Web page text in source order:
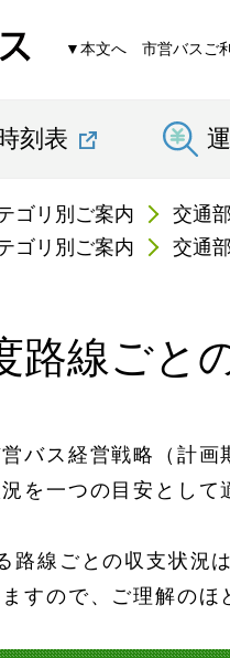
槻
市
営
ス
▼本文へ 市営バスご
刻表
ゴリ別ご案内 交通
ゴリ別ご案内 交通
路線ごと
バス経営戦略（計
を一つの目安として
路線ごとの収支状況
すので、ご理解のほ